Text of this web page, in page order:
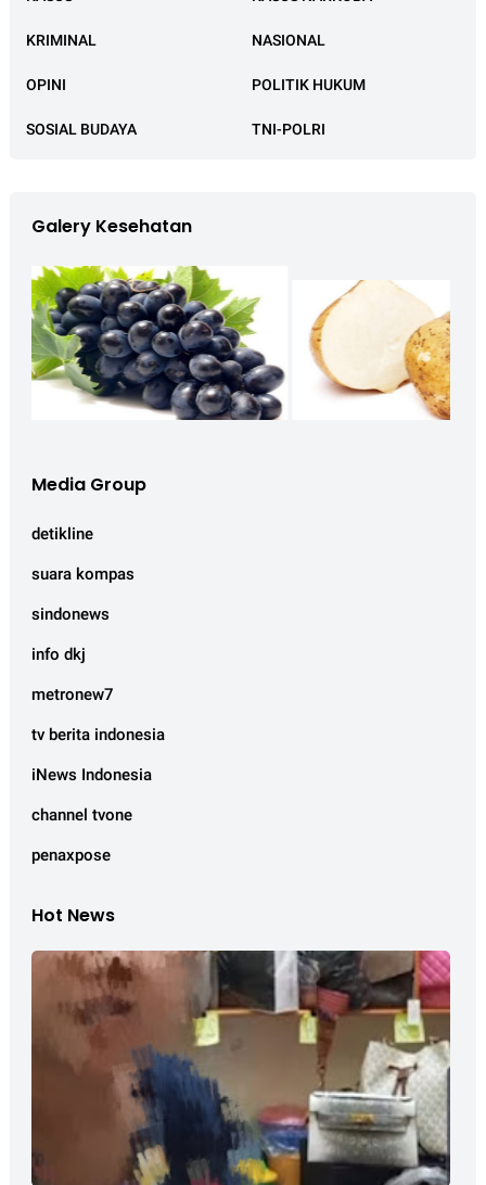
KRIMINAL NASIONAL
OPINI POLITIK HUKUM
SOSIAL BUDAYA TNI-POLRI
Galery Kesehatan
Media Group
detikline
suara kompas
sindonews
info dkj
metronew7
tv berita indonesia
iNews Indonesia
channel tvone
penaxpose
Hot News